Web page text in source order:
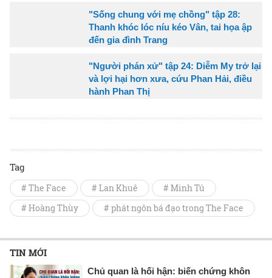
"Sống chung với mẹ chồng" tập 28:
Thanh khóc lóc níu kéo Vân, tai họa ập
đến gia đình Trang
"Người phán xử" tập 24: Diễm My trở lại
và lợi hại hơn xưa, cứu Phan Hải, điều
hành Phan Thị
Tag
# The Face # Lan Khuê
# Minh Tú
# Hoàng Thùy
# phát ngôn bá đạo trong The Face
TIN MỚI
Chủ quan là hối hận: biến chứng khôn